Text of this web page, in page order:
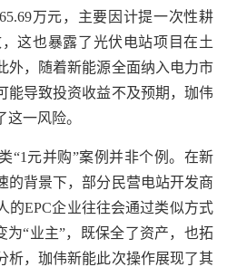
万元，主要因计提一次性耕
这也暴露了光伏电站项目在土
外，随着新能源全面纳入电力市
能导致投资收益不及预期，珈伟
一风险。
元并购”案例并非个例。在新
的背景下，部分民营电站开发商
的EPC企业往往会通过类似方式
为“业主”，既保全了资产，也拓
析，珈伟新能此次操作展现了其